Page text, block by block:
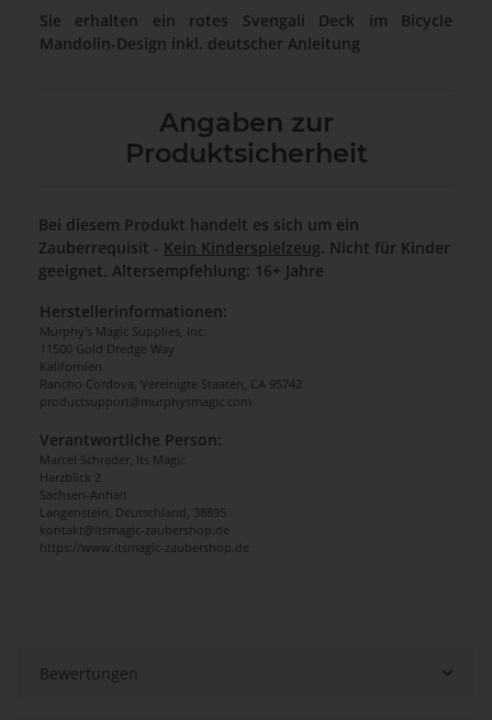
Sie erhalten ein rotes Svengali Deck im Bicycle
Mandolin-Design inkl. deutscher Anleitung
Angaben zur
Produktsicherheit
Bei diesem Produkt handelt es sich um ein
Zauberrequisit - Kein Kinderspielzeug. Nicht für Kinder
geeignet. Altersempfehlung: 16+ Jahre
Herstellerinformationen:
Murphy's Magic Supplies, Inc.
11500 Gold Dredge Way
Kalifornien
Rancho Cordova, Vereinigte Staaten, CA 95742
productsupport@murphysmagic.com
Verantwortliche Person:
Marcel Schrader, Its Magic
Harzblick 2
Sachsen-Anhalt
Langenstein, Deutschland, 38895
kontakt@itsmagic-zaubershop.de
https://www.itsmagic-zaubershop.de
Bewertungen